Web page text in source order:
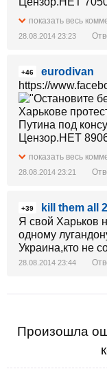
показать весь
28.08.2014 23:23
+46
eurodivan
https://
показать весь
28.08.2014 23:21
+39
kill them all 2
Я свой Харьков
одному
Украина,кто не
28.08.2014 23:44
Произошла